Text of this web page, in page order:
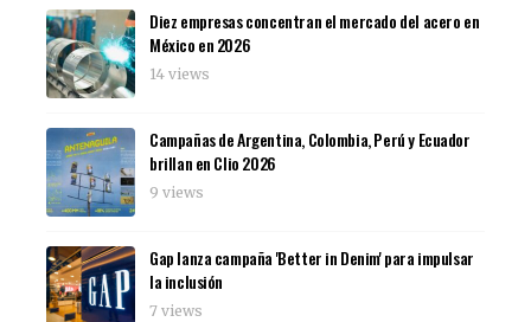
Diez empresas concentran el mercado del acero en
México en 2026
14 views
Campañas de Argentina, Colombia, Perú y Ecuador
brillan en Clio 2026
9 views
Gap lanza campaña 'Better in Denim' para impulsar
la inclusión
7 views